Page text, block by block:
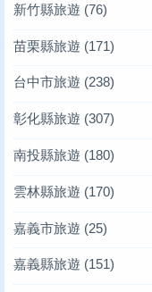
新竹縣旅遊 (76)
苗栗縣旅遊 (171)
台中市旅遊 (238)
彰化縣旅遊 (307)
南投縣旅遊 (180)
雲林縣旅遊 (170)
嘉義市旅遊 (25)
嘉義縣旅遊 (151)